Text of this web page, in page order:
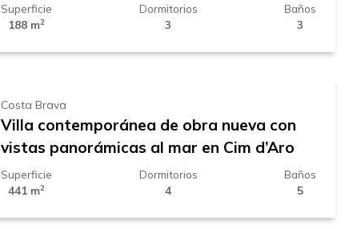
Superficie
188 m2
Dormitorios
3
Baños
3
2.800.000 €
Costa Brava
Villa contemporánea de obra nueva con
vistas panorámicas al mar en Cim d’Aro
Superficie
441 m2
Dormitorios
4
Baños
5
4.900.000 €